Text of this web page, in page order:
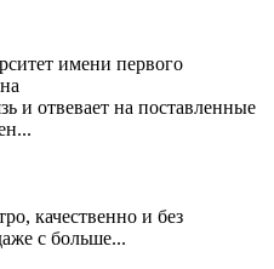
имени первого
и отвевает на поставленные
качественно и без
с больше...